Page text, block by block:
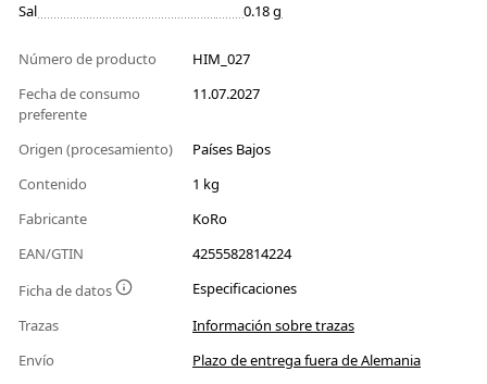
Sal
0.18 g
Número de producto
HIM_027
Fecha de consumo
preferente
11.07.2027
Origen (procesamiento)
Países Bajos
Contenido
1 kg
Fabricante
KoRo
EAN/GTIN
4255582814224
Ficha de datos
Especificaciones
Trazas
Información sobre trazas
Envío
Plazo de entrega fuera de Alemania